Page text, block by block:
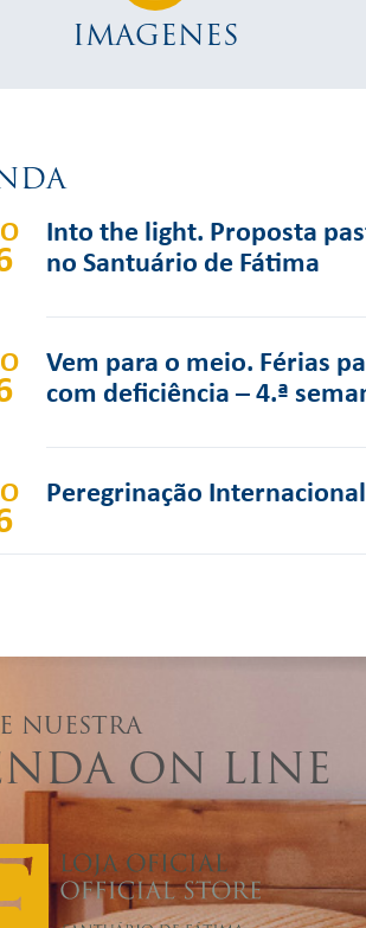
IMAGENES
Into the light. Proposta
no Santuário de Fátima
Vem para o meio. Férias
com deficiência – 4.ª
Peregrinação
NUESTRA
ON LINE